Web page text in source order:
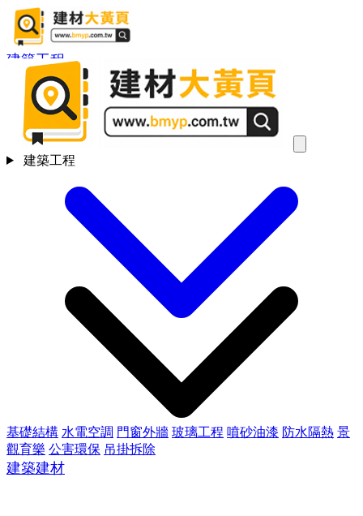
建築工程
基礎結構 水電空調 門窗外牆 玻璃工程 噴砂油漆 防水隔熱 景
觀育樂 公害環保 吊掛拆除
建築建材
建築工程